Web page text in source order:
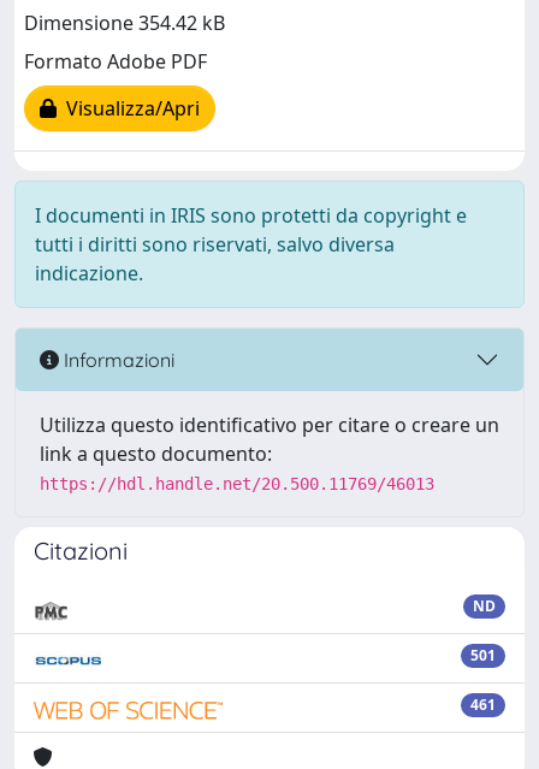
Dimensione 354.42 kB
Formato Adobe PDF
Visualizza/Apri
I documenti in IRIS sono protetti da copyright e
tutti i diritti sono riservati, salvo diversa
indicazione.
Informazioni
Utilizza questo identificativo per citare o creare un
link a questo documento:
https://hdl.handle.net/20.500.11769/46013
Citazioni
ND
501
461